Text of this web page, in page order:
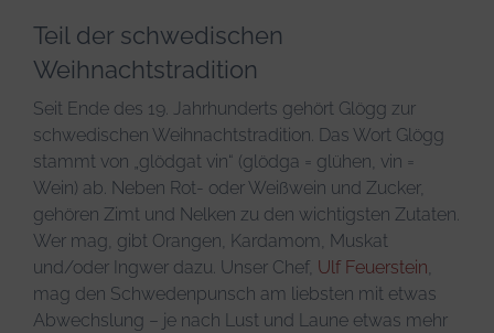
Teil der schwedischen
Weihnachtstradition
Seit Ende des 19. Jahrhunderts gehört Glögg zur
schwedischen Weihnachtstradition. Das Wort Glögg
stammt von „glödgat vin“ (glödga = glühen, vin =
Wein) ab. Neben Rot- oder Weißwein und Zucker,
gehören Zimt und Nelken zu den wichtigsten Zutaten.
Wer mag, gibt Orangen, Kardamom, Muskat
und/oder Ingwer dazu. Unser Chef, Ulf Feuerstein,
mag den Schwedenpunsch am liebsten mit etwas
Abwechslung – je nach Lust und Laune etwas mehr